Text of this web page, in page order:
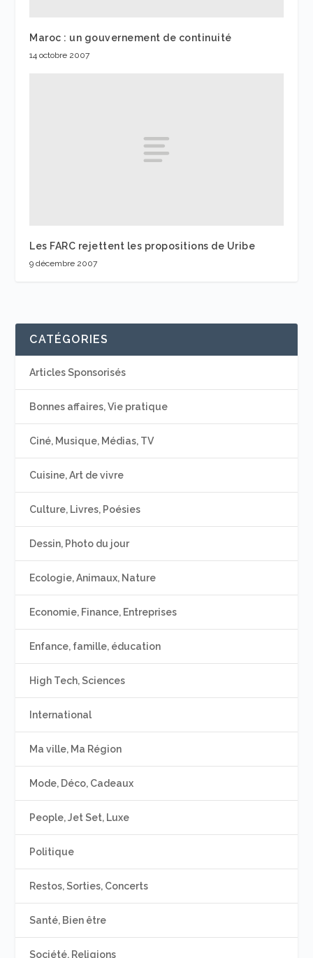
Maroc : un gouvernement de continuité
14 octobre 2007
Les FARC rejettent les propositions de Uribe
9 décembre 2007
CATÉGORIES
Articles Sponsorisés
Bonnes affaires, Vie pratique
Ciné, Musique, Médias, TV
Cuisine, Art de vivre
Culture, Livres, Poésies
Dessin, Photo du jour
Ecologie, Animaux, Nature
Economie, Finance, Entreprises
Enfance, famille, éducation
High Tech, Sciences
International
Ma ville, Ma Région
Mode, Déco, Cadeaux
People, Jet Set, Luxe
Politique
Restos, Sorties, Concerts
Santé, Bien être
Société, Religions